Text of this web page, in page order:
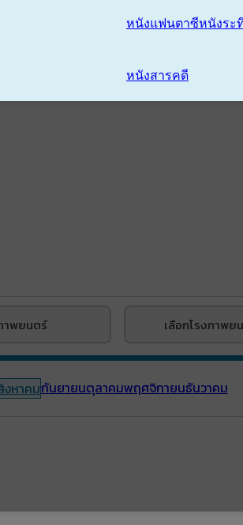
หนังแฟนตาซีหนังระ
หนังสารคดี
าพยนตร์ เลือกโรงภาพย
งหาคมกันยายนตุลาคมพฤศจิกายนธันวาคม